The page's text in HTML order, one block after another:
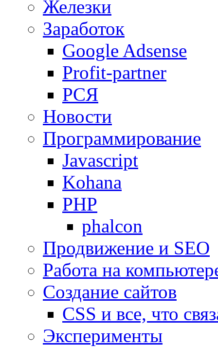
Железки
Заработок
Google Adsense
Profit-partner
РСЯ
Новости
Программирование
Javascript
Kohana
PHP
phalcon
Продвижение и SEO
Работа на
Создание сайтов
CSS и все, что
Эксперименты